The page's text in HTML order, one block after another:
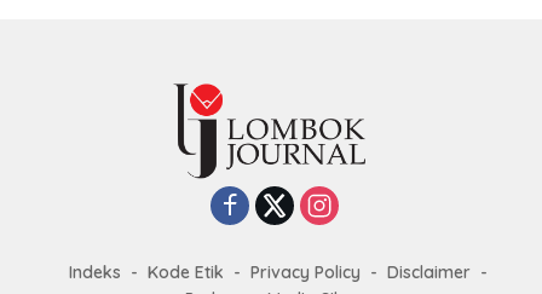
Indeks Kode Etik Privacy Policy
Disclaimer